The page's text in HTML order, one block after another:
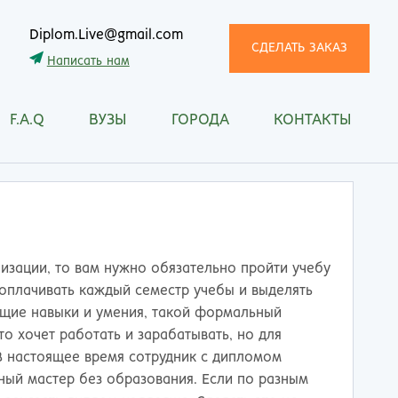
Diplom.Live@gmail.com
Написать нам
СДЕЛАТЬ ЗАКАЗ
F.A.Q ВУЗЫ ГОРОДА
Смоленск
Сочи
Ставрополь
Стерлитамак
Сургут
Сыктывкар
КОНТАКТЫ
то вам нужно обязательно пройти учебу
каждый семестр учебы и выделять
навыки и умения, такой формальный
хочет работать и зарабатывать, но для
настоящее время сотрудник с дипломом
мастер без образования. Если по разным